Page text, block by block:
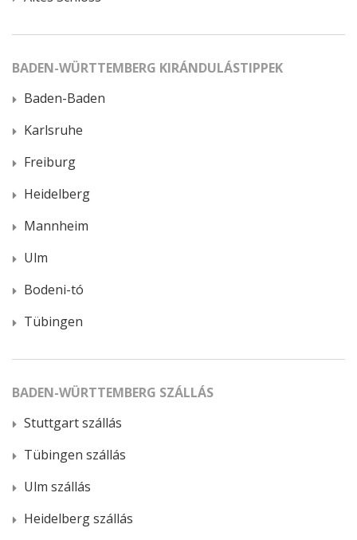
BADEN-WÜRTTEMBERG KIRÁNDULÁSTIPPEK
Baden-Baden
Karlsruhe
Freiburg
Heidelberg
Mannheim
Ulm
Bodeni-tó
Tübingen
BADEN-WÜRTTEMBERG SZÁLLÁS
Stuttgart szállás
Tübingen szállás
Ulm szállás
Heidelberg szállás